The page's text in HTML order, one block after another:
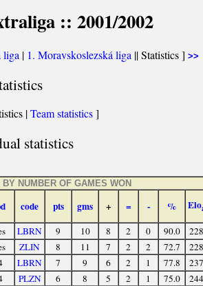
:: 2001/2002
liga | 1. Moravskoslezská liga || Statistics ] >>
|Team statistics]
statistics
NUMBER OF GAMES WON
code pts gms + = - % Elo
LBRN 9 10 8 2 0 90.0
ZLIN 8 11 7 2 2 72.7
LBRN 7 9 6 2 1 77.8
PLZN 6 8 5 2 1 75.0